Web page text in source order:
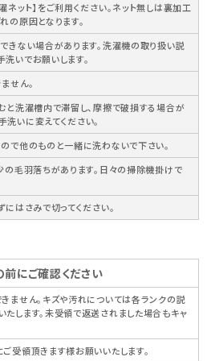
ット】をご利用ください。ネット無しは裏加工
の原因となります。
ない場合があります。洗濯機の取り扱い説
いでお願いします。
せん。
洗濯槽内で滞留し、摩擦で破損する場合が
いに変えてください。
で他のものと一緒に洗わないで下さい。
毛羽落ちがあります。日々の掃除機掛けで
はさみで切ってください。
前にご確認ください
ません。キズや汚れについては各ランクの説
します。未受領で返送されました場合もキャ
領頂きます様お願いいたします。